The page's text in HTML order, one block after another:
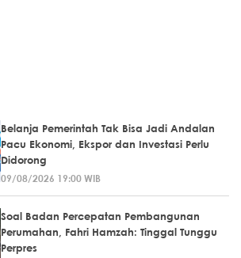
Belanja Pemerintah Tak Bisa Jadi Andalan
Pacu Ekonomi, Ekspor dan Investasi Perlu
Didorong
09/08/2026 19:00 WIB
Soal Badan Percepatan Pembangunan
Perumahan, Fahri Hamzah: Tinggal Tunggu
Perpres